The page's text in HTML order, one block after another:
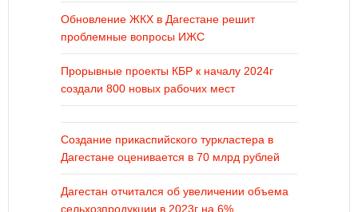
Обновление ЖКХ в Дагестане решит
проблемные вопросы ИЖС
Прорывные проекты КБР к началу 2024г
создали 800 новых рабочих мест
Создание прикаспийского туркластера в
Дагестане оценивается в 70 млрд рублей
Дагестан отчитался об увеличении объема
сельхозпродукции в 2023г на 6%